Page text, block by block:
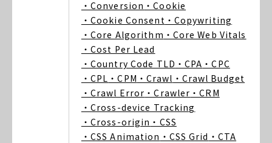
・Conversion ・Cookie
・Cookie Consent ・Copywriting
・Core Algorithm ・Core Web Vitals
・Cost Per Lead
・Country Code TLD ・CPA ・CPC
・CPL ・CPM ・Crawl ・Crawl Budget
・Crawl Error ・Crawler ・CRM
・Cross-device Tracking
・Cross-origin ・CSS
・CSS Animation ・CSS Grid ・CTA